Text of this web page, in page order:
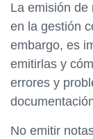
La emisión de
en la gestión
embargo, es
emitirlas y
errores y
No emitir